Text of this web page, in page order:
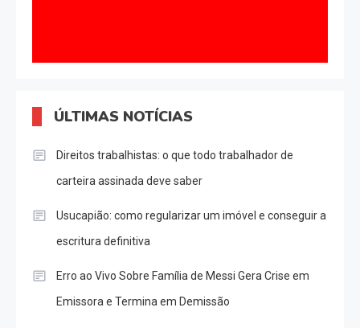
ÚLTIMAS NOTÍCIAS
Direitos trabalhistas: o que todo trabalhador de
carteira assinada deve saber
Usucapião: como regularizar um imóvel e conseguir a
escritura definitiva
Erro ao Vivo Sobre Família de Messi Gera Crise em
Emissora e Termina em Demissão